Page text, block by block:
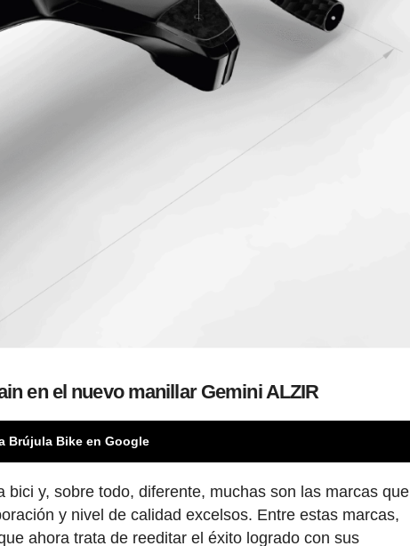
en el nuevo manillar Gemini ALZIR
Brújula Bike en Google
y, sobre todo, diferente, muchas son las marcas que
y nivel de calidad excelsos. Entre estas marcas,
ahora trata de reeditar el éxito logrado con sus